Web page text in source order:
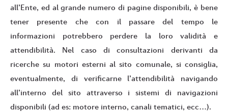
all’Ente, ed al grande numero di pagine disponibili, è bene
tener presente che con il passare del tempo le
informazioni potrebbero perdere la loro validità e
attendibilità. Nel caso di consultazioni derivanti da
ricerche su motori esterni al sito comunale, si consiglia,
eventualmente, di verificarne l’attendibilità navigando
all’interno del sito attraverso i sistemi di navigazioni
disponibili (ad es: motore interno, canali tematici, ecc…).